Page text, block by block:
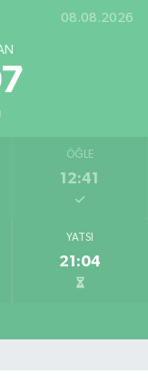
08.08.2026
ÖĞLE
12:41
YATSI
21:04